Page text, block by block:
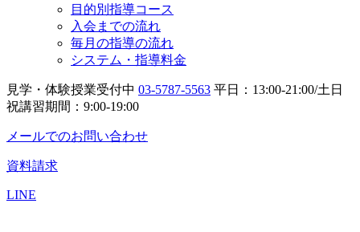
目的別指導コース
入会までの流れ
毎月の指導の流れ
システム・指導料金
見学・体験授業受付中 03-5787-5563 平日：13:00-21:00/土日
祝講習期間：9:00-19:00
メールでのお問い合わせ
資料請求
LINE